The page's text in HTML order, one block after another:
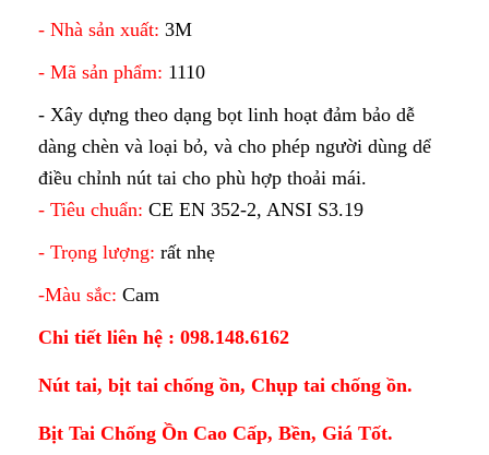
- Nhà sản xuất: 3M
- Mã sản phẩm: 1110
- Xây dựng theo dạng bọt linh hoạt đảm bảo dễ
dàng chèn và loại bỏ, và cho phép người dùng dể
điều chỉnh nút tai cho phù hợp thoải mái.
- Tiêu chuẩn: CE EN 352-2, ANSI S3.19
- Trọng lượng: rất nhẹ
-Màu sắc: Cam
Chi tiết liên hệ : 098.148.6162
Nút tai, bịt tai chống ồn, Chụp tai chống ồn.
Bịt Tai Chống Ồn Cao Cấp, Bền, Giá Tốt.